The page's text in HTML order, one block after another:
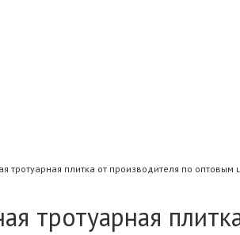
тротуарная плитка от производителя по оптовым
тротуарная